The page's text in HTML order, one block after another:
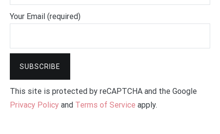
Your Email (required)
This site is protected by reCAPTCHA and the Google
Privacy Policy and Terms of Service apply.